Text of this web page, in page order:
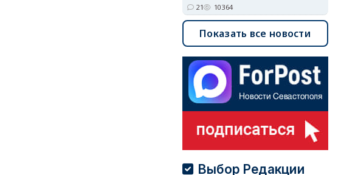
21 10364
Показать все новости
Выбор Редакции